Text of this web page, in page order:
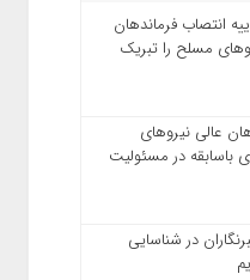
انتصاب‌ فرماندهان
مسلح را تبریک
عالی‌ نیروهای
باسابقه در مسئولیت‌
در شناسایی